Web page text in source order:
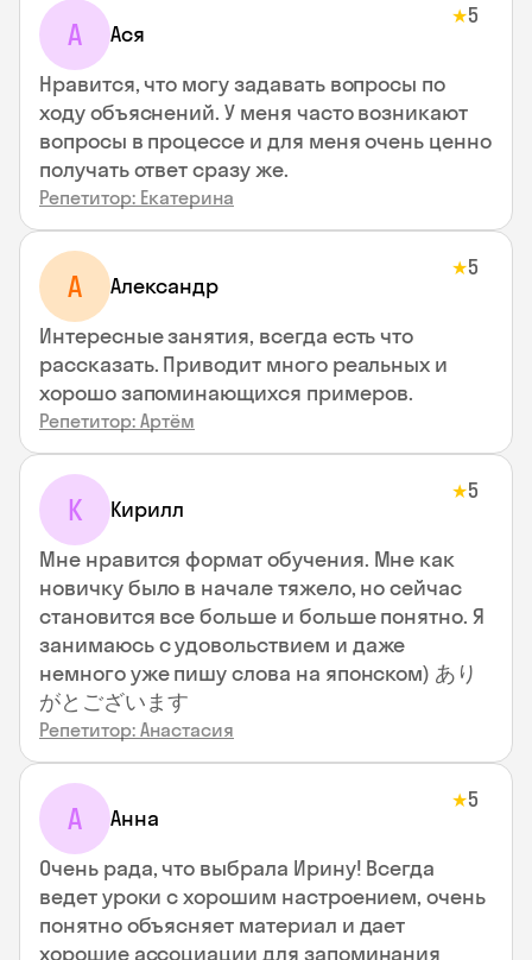
А Ася
★5
Нравится, что могу задавать вопросы по
ходу объяснений. У меня часто возникают
вопросы в процессе и для меня очень ценно
получать ответ сразу же.
Репетитор: Екатерина
А Александр
★5
Интересные занятия, всегда есть что
рассказать. Приводит много реальных и
хорошо запоминающихся примеров.
Репетитор: Артём
К Кирилл
★5
Мне нравится формат обучения. Мне как
новичку было в начале тяжело, но сейчас
становится все больше и больше понятно. Я
занимаюсь с удовольствием и даже
немного уже пишу слова на японском) あり
がとございます
Репетитор: Анастасия
А Анна
★5
Очень рада, что выбрала Ирину! Всегда
ведет уроки с хорошим настроением, очень
понятно объясняет материал и дает
хорошие ассоциации для запоминания